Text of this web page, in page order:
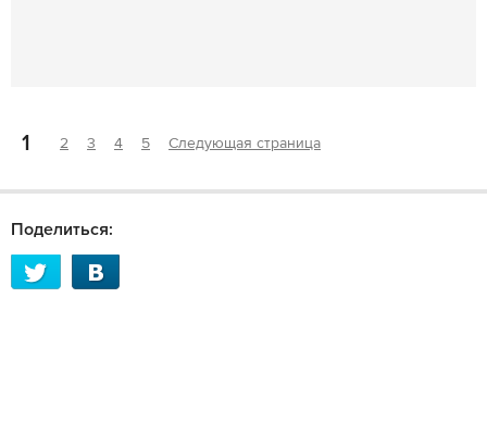
1 2 3 4 5 Следующая страница
Поделиться: